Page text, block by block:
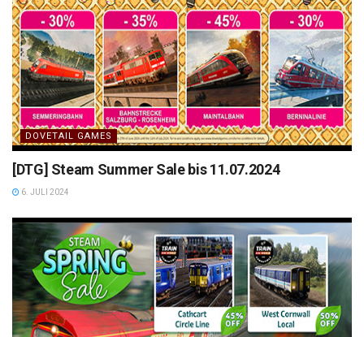
DOVETAIL GAMES
[DTG] Steam Summer Sale bis 11.07.2024
6. JULI 2024